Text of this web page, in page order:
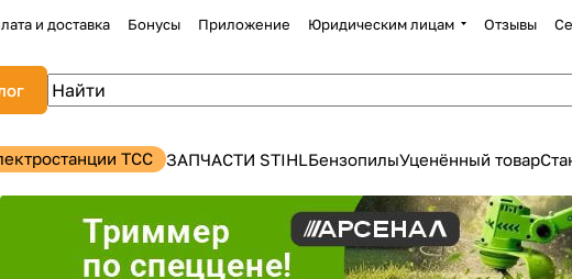
и доставка Бонусы Приложение Юридическим лицам Отзывы
TCC ЗАПЧАСТИ STIHLБензопилыУценённый товар